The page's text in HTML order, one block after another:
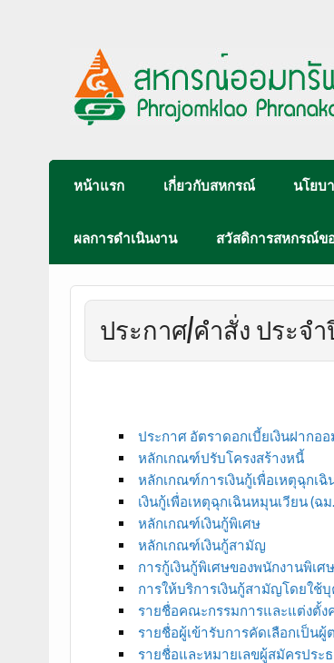
หน้าแรก เกี่ยวกับสหกรณ์ นโยบ
ผลการดำเนินงาน สวัสดิการสหกรณ์ข
ประกาศ/คำสั่ง ประจำ
ประกาศ อัตราดอกเบี้ยเงินฝากอ
หลักเกณฑ์ปรับโครงสร้างหนี้
หลักเกณฑ์การเงินกู้เพื่อเหตุฉุกเฉิ
เงินกู้เพื่อเหตุฉุกเฉินหมุนเวียน (ฉม
หลักเกณฑ์เงินกู้พิเศษ
หลักเกณฑ์เงินกู้สามัญ
การกู้เงินกู้พิเศษของพนักงานพิเ
การให้บริการเงินกู้สามัญโดยใช้
รายชื่อคณะกรรมการและแต่งตั้ง
รายชื่อผู้เข้ารับการคัดเลือกเป็นผู้
รายชื่อและหมายเลขผู้สมัครประ